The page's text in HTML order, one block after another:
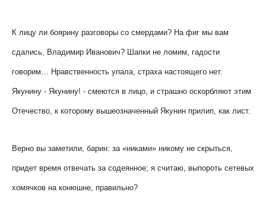
К лицу ли боярину разговоры со смердами? На фиг мы вам
сдались, Владимир Иванович? Шапки не ломим, гадости
говорим… Нравственность упала, страха настоящего нет.
Якунину - Якунину! - смеются в лицо, и страшно оскорбляют этим
Отечество, к которому вышеозначенный Якунин прилип, как лист.
Верно вы заметили, барин: за «никами» никому не скрыться,
придет время отвечать за содеянное; я считаю, выпороть сетевых
хомячков на конюшне, правильно?